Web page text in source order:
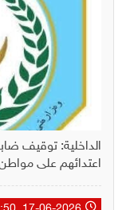
الداخلية: توقيف
اعتدائهم على